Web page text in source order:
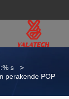
s
>
perakende POP